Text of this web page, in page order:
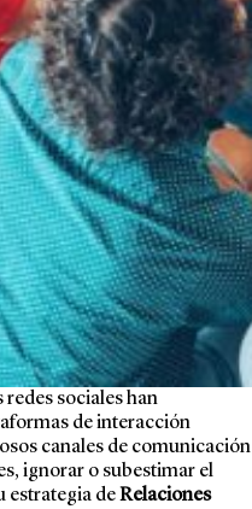
sociales han
de interacción
canales de comunicación
ignorar o subestimar el
estrategia deRelaciones